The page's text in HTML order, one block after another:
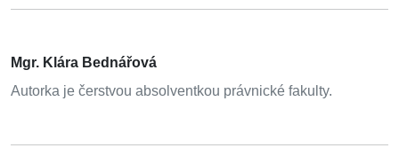
Mgr. Klára Bednářová
Autorka je čerstvou absolventkou právnické fakulty.